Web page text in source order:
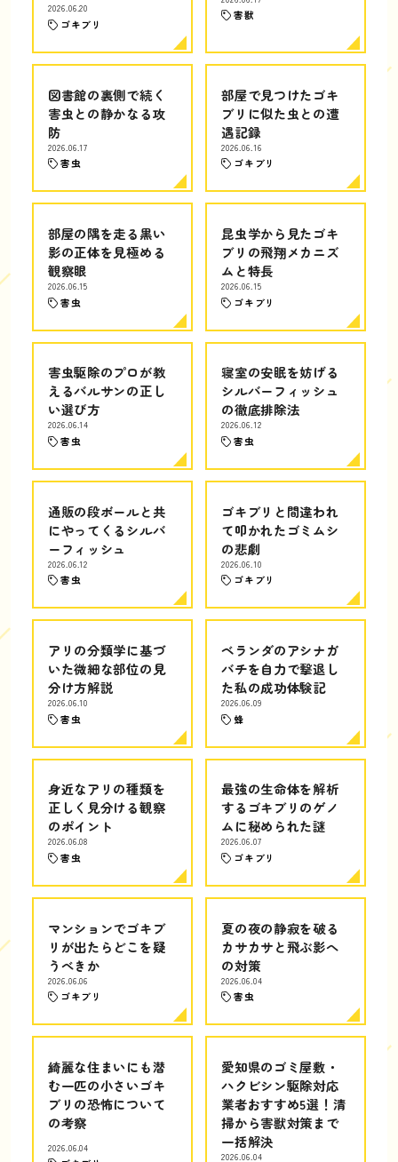
2026.06.20
ゴキブリ
害獣
図書館の裏側で続く
害虫との静かなる攻
防
2026.06.17
害虫
部屋で見つけたゴキ
ブリに似た虫との遭
遇記録
2026.06.16
ゴキブリ
部屋の隅を走る黒い
影の正体を見極める
観察眼
2026.06.15
害虫
昆虫学から見たゴキ
ブリの飛翔メカニズ
ムと特長
2026.06.15
ゴキブリ
害虫駆除のプロが教
えるバルサンの正し
い選び方
2026.06.14
害虫
寝室の安眠を妨げる
シルバーフィッシュ
の徹底排除法
2026.06.12
害虫
通販の段ボールと共
にやってくるシルバ
ーフィッシュ
2026.06.12
害虫
ゴキブリと間違われ
て叩かれたゴミムシ
の悲劇
2026.06.10
ゴキブリ
アリの分類学に基づ
いた微細な部位の見
分け方解説
2026.06.10
害虫
ベランダのアシナガ
バチを自力で撃退し
た私の成功体験記
2026.06.09
蜂
身近なアリの種類を
正しく見分ける観察
のポイント
2026.06.08
害虫
最強の生命体を解析
するゴキブリのゲノ
ムに秘められた謎
2026.06.07
ゴキブリ
マンションでゴキブ
リが出たらどこを疑
うべきか
2026.06.06
ゴキブリ
夏の夜の静寂を破る
カサカサと飛ぶ影へ
の対策
2026.06.04
害虫
綺麗な住まいにも潜
む一匹の小さいゴキ
ブリの恐怖について
の考察
2026.06.04
愛知県のゴミ屋敷・
ハクビシン駆除対応
業者おすすめ5選！清
掃から害獣対策まで
一括解決
2026.06.04